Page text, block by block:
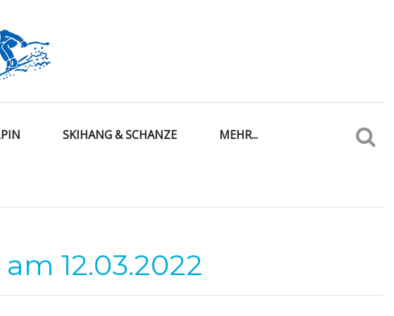
SKIHANG & SCHANZE MEHR...
12.03.2022